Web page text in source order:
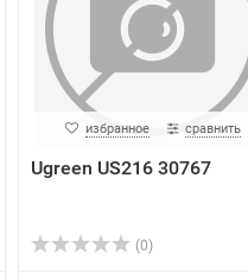
избранное сравнить
Ugreen US216 30767
(0)